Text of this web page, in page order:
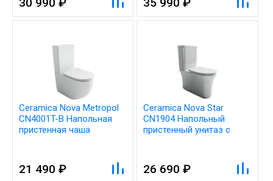
Ceramica Nova Metropol
CN4001T-B Напольная
пристенная чаша
цвет белый
21 490 ₽
Ceramica Nova Star
CN1904 Напольный
пристенный унитаз с
плавного закрытия, цвет:
белый
26 690 ₽